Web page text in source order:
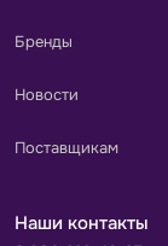
Бренды
Новости
Поставщикам
Наши контакты